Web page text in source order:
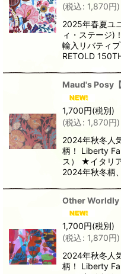
(税込: 1,870円)
2025年春夏ユ
ィ・ステージ
輸入リバティ
RETOLD
Maud's Posy
1,700円(税別)
(税込: 1,870円)
2024年秋冬人
柄！ Liberty
ス） ★イタリ
2024年秋冬柄
Other Worldly
1,700円(税別)
(税込: 1,870円)
2024年秋冬人
柄！ Liberty